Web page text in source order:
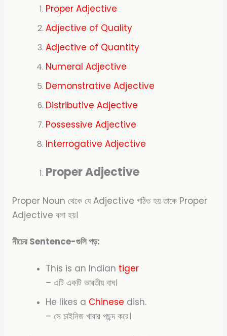
Proper Adjective
Adjective of Quality
Adjective of Quantity
Numeral Adjective
Demonstrative Adjective
Distributive Adjective
Possessive Adjective
Interrogative Adjective
Proper Adjective
Proper Noun থেকে যে Adjective গঠিত হয় তাকে Proper
Adjective বলা হয়।
নীচের Sentence-গুলি পড়:
This is an Indian tiger
– এটি একটি ভারতীয় বাঘ।
He likes a Chinese dish.
– সে চাইনিজ খাবার পছন্দ করে।